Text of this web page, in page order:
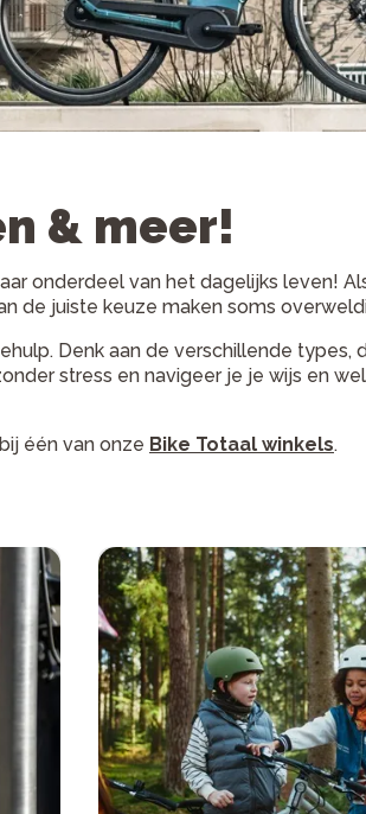
& meer!
onderdeel van het dagelijks leven!
de juiste keuze maken soms
Denk aan de verschillende types,
stress en navigeer je je wijs en
één van onze Bike Totaal winkels.